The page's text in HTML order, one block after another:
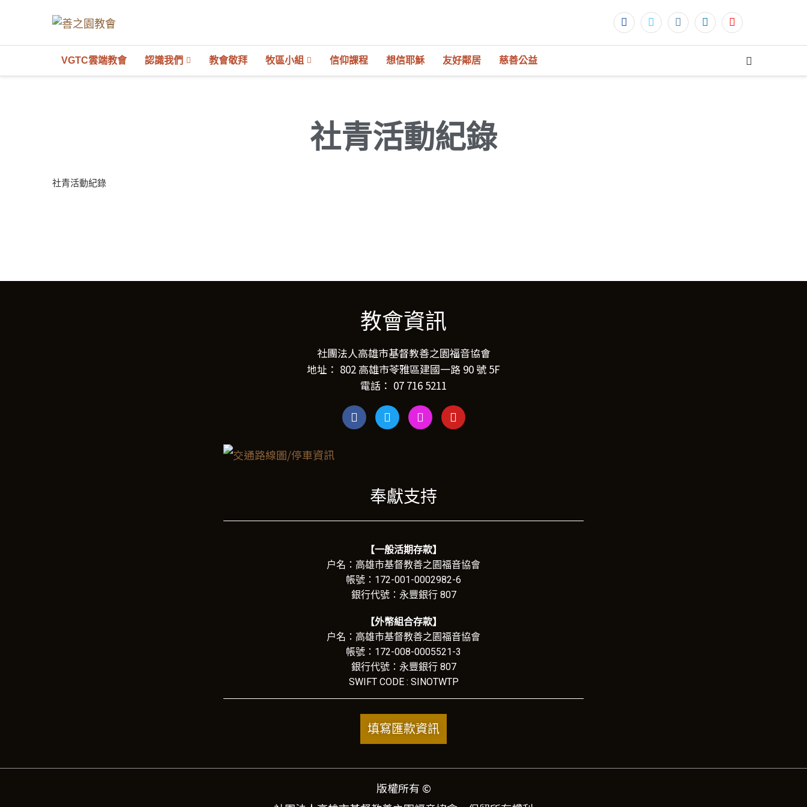
VGTC雲端教會 認識我們 教會敬拜 牧區小組 信仰課程 想信耶穌 友好鄰居 慈善公益
社青活動紀錄
社青活動紀錄
教會資訊
社團法人高雄市基督教善之園福音協會
地址： 802 高雄市苓雅區建國一路 90 號 5F
電話： 07 716 5211
奉獻支持
【一般活期存款】
户名：高雄市基督教善之園福音協會
帳號：172-001-0002982-6
銀行代號：永豐銀行 807
【外幣組合存款】
户名：高雄市基督教善之園福音協會
帳號：172-008-0005521-3
銀行代號：永豐銀行 807
SWIFT CODE : SINOTWTP
填寫匯款資訊
版權所有 ©